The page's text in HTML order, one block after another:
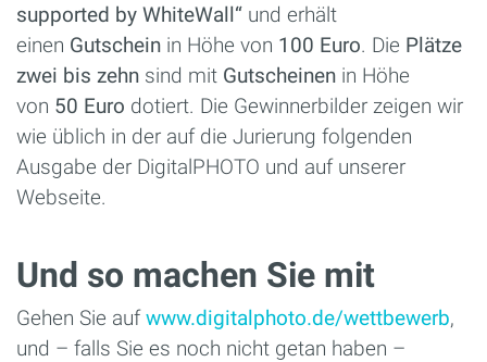
supported by WhiteWall“ und erhält
einen Gutschein in Höhe von 100 Euro. Die Plätze
zwei bis zehn sind mit Gutscheinen in Höhe
von 50 Euro dotiert. Die Gewinnerbilder zeigen wir
wie üblich in der auf die Jurierung folgenden
Ausgabe der DigitalPHOTO und auf unserer
Webseite.
Und so machen Sie mit
Gehen Sie aufwww.digitalphoto.de/wettbewerb,
und – falls Sie es noch nicht getan haben –